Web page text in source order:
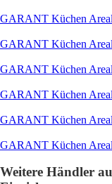
GARANT Küchen
GARANT Küchen
GARANT Küchen
GARANT Küchen
GARANT Küchen
GARANT Küchen
Weitere Händler